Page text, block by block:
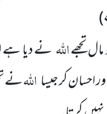
)
تجھےاللّٰہنے دیا ہے
احسان کر جیسا اللّٰہنے